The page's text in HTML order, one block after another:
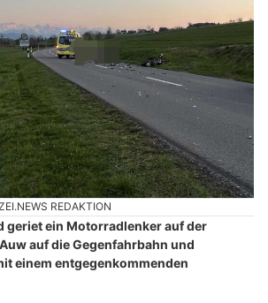
REDAKTION
geriet ein Motorradlenker auf der
auf die Gegenfahrbahn und
einem entgegenkommenden